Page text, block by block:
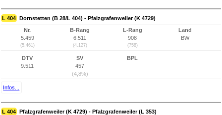
L 404 Dornstetten (B 28/L 404) - Pfalzgrafenweiler (K 4729)
Nr.
5.459
(5.461)
B-Rang
6.511
(4.127)
L-Rang
908
(758)
Land
BW
DTV
9.511
SV
457
(4,8%)
BPL
Infos...
L 404 Pfalzgrafenweiler (K 4729) - Pfalzgrafenweiler (L 353)